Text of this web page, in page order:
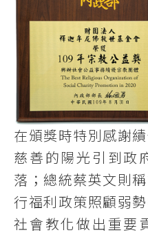
在頒獎時特別感謝
慈善的陽光引到政
落；總統蔡英文則
行福利政策照顧弱
社會教化做出重要